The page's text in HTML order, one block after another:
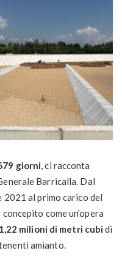
giorni, ci racconta
Barricalla. Dal
al primo carico del
come un’opera
1,22 milioni di metri cubi di
amianto.